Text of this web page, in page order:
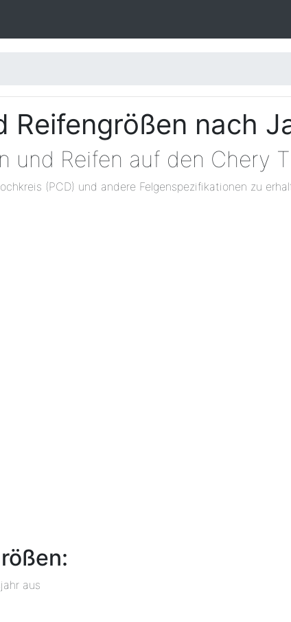
Reifengrößen nach
und Reifen auf den Chery
(PCD) und andere Felgenspezifikationen zu
aus